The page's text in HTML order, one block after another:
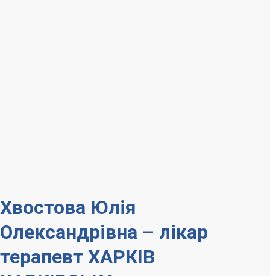
Хвостова Юлія
Олександрівна – лікар
терапевт ХАРКІВ